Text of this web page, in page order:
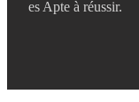
es Apte à réussir.